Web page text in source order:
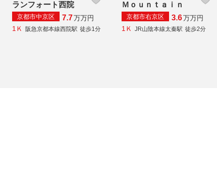
ランフォート西院
京都市中京区 7.7万万円
1Ｋ
阪急京都本線西院駅 徒歩1分
Ｍｏｕｎｔａｉｎ
京都市右京区 3.6万万円
1Ｋ
JR山陰本線太秦駅 徒歩2分